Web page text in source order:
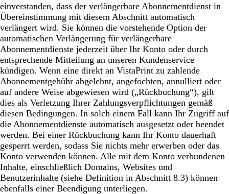
einverstanden, dass der verlängerbare Abonnementdienst in
Übereinstimmung mit diesem Abschnitt automatisch
verlängert wird. Sie können die vorstehende Option der
automatischen Verlängerung für verlängerbare
Abonnementdienste jederzeit über Ihr Konto oder durch
entsprechende Mitteilung an unseren Kundenservice
kündigen. Wenn eine direkt an VistaPrint zu zahlende
Abonnementgebühr abgelehnt, angefochten, annulliert oder
auf andere Weise abgewiesen wird („Rückbuchung“), gilt
dies als Verletzung Ihrer Zahlungsverpflichtungen gemäß
diesen Bedingungen. In solch einem Fall kann Ihr Zugriff auf
die Abonnementdienste automatisch ausgesetzt oder beendet
werden. ​Bei einer Rückbuchung kann Ihr Konto dauerhaft
gesperrt werden, sodass Sie nichts mehr erwerben oder das
Konto verwenden können. Alle mit dem Konto verbundenen
Inhalte, einschließlich Domains, Websites und
Benutzerinhalte (siehe Definition in Abschnitt 8.3) können
ebenfalls einer Beendigung unterliegen.